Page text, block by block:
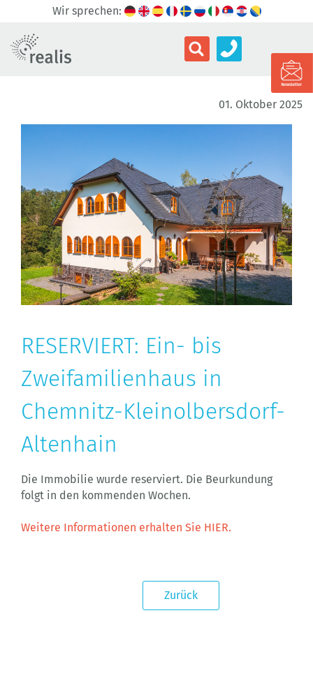
Wir sprechen:
01. Oktober 2025
RESERVIERT: Ein- bis
Zweifamilienhaus in
Chemnitz-Kleinolbersdorf-
Altenhain
Die Immobilie wurde reserviert. Die Beurkundung
folgt in den kommenden Wochen.
Weitere Informationen erhalten Sie HIER.
Zurück